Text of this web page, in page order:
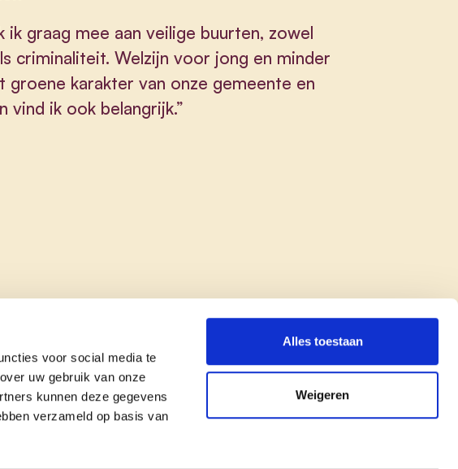
voor social media te
uw gebruik van onze
kunnen deze gegevens
verzameld op basis van
Alles toestaan
Weigeren
ik graag mee aan veilige buurten, zowel
criminaliteit. Welzijn voor jong en minder
groene karakter van onze gemeente en
vind ik ook belangrijk.”